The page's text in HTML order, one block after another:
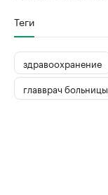
Теги
здравоохранение
главврач больницы